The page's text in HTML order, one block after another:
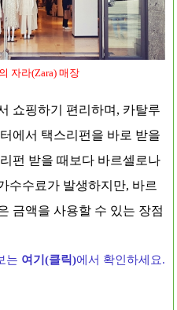
자라(Zara) 매장
쇼핑하기 편리하며, 카탈루
에서 택스리펀을 바로 받을
펀 받을 때보다 바르셀로나
수수료가 발생하지만, 바르
금액을 사용할 수 있는 장점
는 여기(클릭)에서 확인하세요.